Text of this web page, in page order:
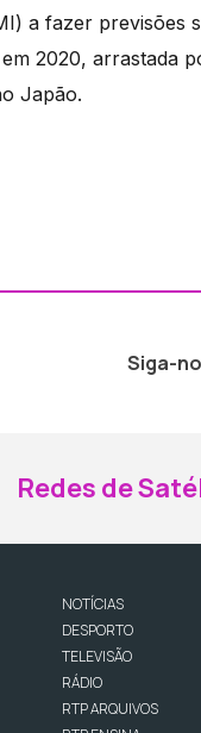
a fazer previsões
2020, arrastada
Japão.
Siga-
Redes de
NOTÍCIAS
DESPORTO
TELEVISÃO
RÁDIO
RTP ARQUIVOS